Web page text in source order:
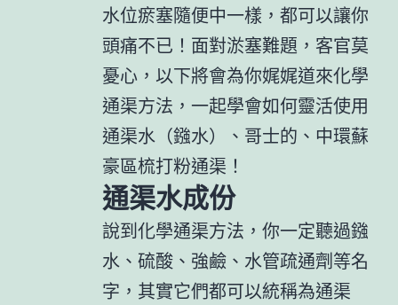
水位瘀塞隨便中一樣，都可以讓你
頭痛不已！面對淤塞難題，客官莫
憂心，以下將會為你娓娓道來化學
通渠方法，一起學會如何靈活使用
通渠水（鏹水）、哥士的、中環蘇
豪區梳打粉通渠！
通渠水成份
說到化學通渠方法，你一定聽過鏹
水、硫酸、強鹼、水管疏通劑等名
字，其實它們都可以統稱為通渠